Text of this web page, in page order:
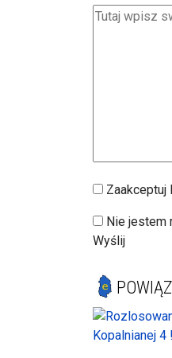
Zaakceptuj
Nie jestem
Wyślij